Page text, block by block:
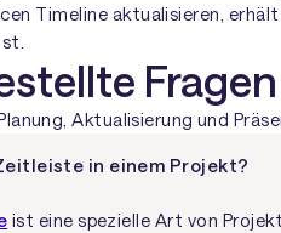
Timeline aktualisieren,
Fragen
Aktualisierung und
in einem Projekt?
ist eine spezielle Art von